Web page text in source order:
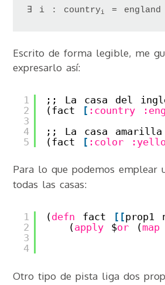
∃ i : countryi =
Escrito de forma legible, me
expresarlo así:
1
2
3
4
5
;; La casa del
(fact
[ :country
;; La casa amarilla
(fact
[ :color
Para lo que podemos emplear
todas las casas:
1
2
3
4
(defn fact [ [prop1
(apply $or (map
Otro tipo de pista liga dos